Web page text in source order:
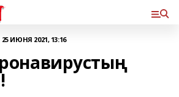
25 ИЮНЯ 2021, 13:16